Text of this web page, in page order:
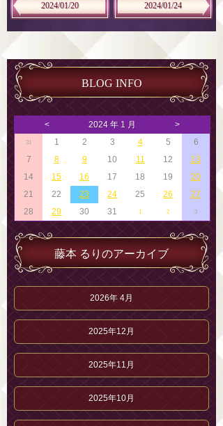
2024/01/20 2024/01/24
BLOG INFO
< 2024 年 1 月 >
31 1 2 3 4 5
6
7
8 9 10 11 12
13
14
15 16 17 18 19
20
21
22 23 24 25 26
27
28
29 30 31 1 2 3
藤本 るりのアーカイブ
2026年 4月
2025年12月
2025年11月
2025年10月